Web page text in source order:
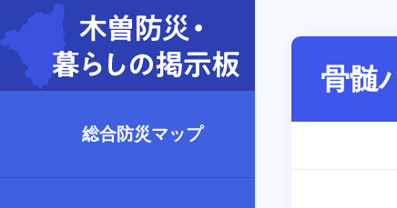
総合防災マップ
骨髄